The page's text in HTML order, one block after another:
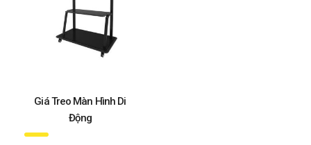
Giá Treo Màn Hình Di
Động